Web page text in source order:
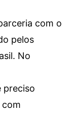
com o
pelos
No
preciso
com